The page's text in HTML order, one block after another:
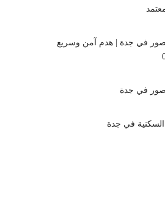
في جدة | هدم آمن وسريع
في جدة
السكنية في جدة